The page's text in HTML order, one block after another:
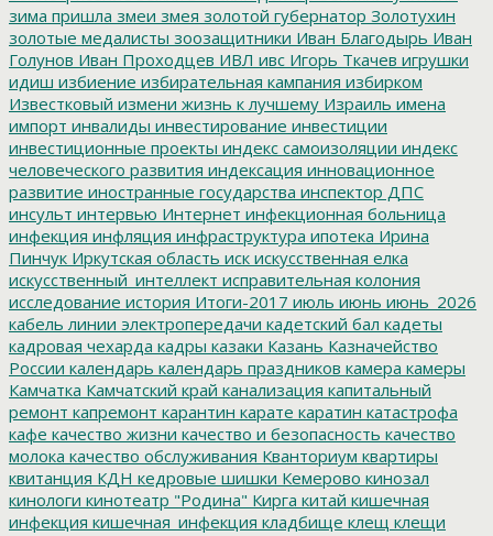
зима пришла змеи змея золотой губернатор Золотухин
золотые медалисты зоозащитники Иван Благодырь Иван
Голунов Иван Проходцев ИВЛ ивс Игорь Ткачев игрушки
идиш избиение избирательная кампания избирком
Известковый измени жизнь к лучшему Израиль имена
импорт инвалиды инвестирование инвестиции
инвестиционные проекты индекс самоизоляции индекс
человеческого развития индексация инновационное
развитие иностранные государства инспектор ДПС
инсульт интервью Интернет инфекционная больница
инфекция инфляция инфраструктура ипотека Ирина
Пинчук Иркутская область иск искусственная елка
искусственный_интеллект исправительная колония
исследование история Итоги-2017 июль июнь июнь_2026
кабель линии электропередачи кадетский бал кадеты
кадровая чехарда кадры казаки Казань Казначейство
России календарь календарь праздников камера камеры
Камчатка Камчатский край канализация капитальный
ремонт капремонт карантин карате каратин катастрофа
кафе качество жизни качество и безопасность качество
молока качество обслуживания Кванториум квартиры
квитанция КДН кедровые шишки Кемерово кинозал
кинологи кинотеатр "Родина" Кирга китай кишечная
инфекция кишечная_инфекция кладбище клещ клещи